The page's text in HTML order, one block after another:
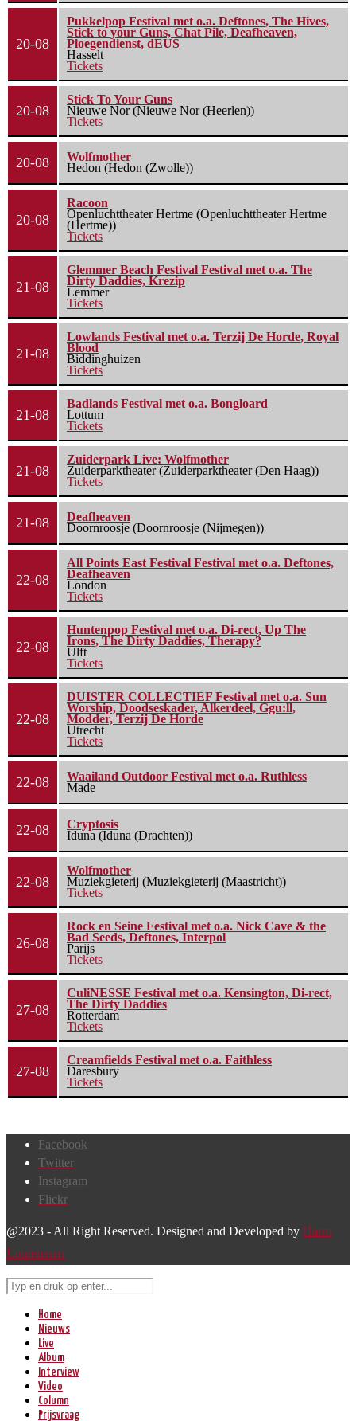
20-08
Pukkelpop Festival met o.a. Deftones, The Hives,
Stick to your Guns, Chat Pile, Deafheaven,
Ploegendienst, dEUS
Hasselt
Tickets
20-08
Stick To Your Guns
Nieuwe Nor (Nieuwe Nor (Heerlen))
Tickets
20-08
Wolfmother
Hedon (Hedon (Zwolle))
20-08
Racoon
Openluchttheater Hertme (Openluchttheater Hertme
(Hertme))
Tickets
21-08
Glemmer Beach Festival Festival met o.a. The
Dirty Daddies, Krezip
Lemmer
Tickets
21-08
Lowlands Festival met o.a. Terzij De Horde, Royal
Blood
Biddinghuizen
Tickets
21-08
Badlands Festival met o.a. Bongloard
Lottum
Tickets
21-08
Zuiderpark Live: Wolfmother
Zuiderparktheater (Zuiderparktheater (Den Haag))
Tickets
21-08
Deafheaven
Doornroosje (Doornroosje (Nijmegen))
22-08
All Points East Festival Festival met o.a. Deftones,
Deafheaven
London
Tickets
22-08
Huntenpop Festival met o.a. Di-rect, Up The
Irons, The Dirty Daddies, Therapy?
Ulft
Tickets
22-08
DUISTER COLLECTIEF Festival met o.a. Sun
Worship, Doodseskader, Alkerdeel, Ggu:ll,
Modder, Terzij De Horde
Utrecht
Tickets
22-08
Waailand Outdoor Festival met o.a. Ruthless
Made
22-08
Cryptosis
Iduna (Iduna (Drachten))
22-08
Wolfmother
Muziekgieterij (Muziekgieterij (Maastricht))
Tickets
26-08
Rock en Seine Festival met o.a. Nick Cave & the
Bad Seeds, Deftones, Interpol
Parijs
Tickets
27-08
CuliNESSE Festival met o.a. Kensington, Di-rect,
The Dirty Daddies
Rotterdam
Tickets
27-08
Creamfields Festival met o.a. Faithless
Daresbury
Tickets
Facebook
Twitter
Instagram
Flickr
@2023 - All Right Reserved. Designed and Developed by Harm
Lourenssen
Home
Nieuws
Live
Album
Interview
Video
Column
Prijsvraag